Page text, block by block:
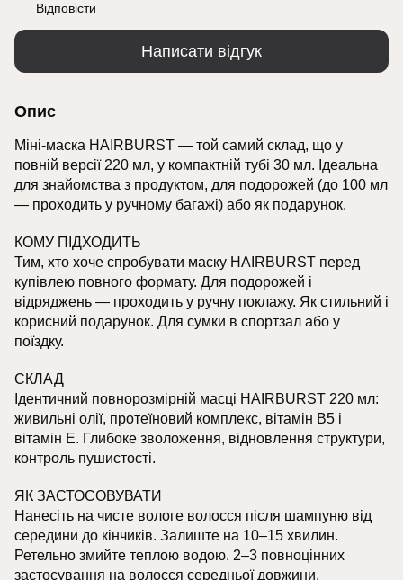
Відповісти
Написати відгук
Опис
Міні-маска HAIRBURST — той самий склад, що у
повній версії 220 мл, у компактній тубі 30 мл. Ідеальна
для знайомства з продуктом, для подорожей (до 100 мл
— проходить у ручному багажі) або як подарунок.
КОМУ ПІДХОДИТЬ
Тим, хто хоче спробувати маску HAIRBURST перед
купівлею повного формату. Для подорожей і
відряджень — проходить у ручну поклажу. Як стильний і
корисний подарунок. Для сумки в спортзал або у
поїздку.
СКЛАД
Ідентичний повнорозмірній масці HAIRBURST 220 мл:
живильні олії, протеїновий комплекс, вітамін B5 і
вітамін E. Глибоке зволоження, відновлення структури,
контроль пушистості.
ЯК ЗАСТОСОВУВАТИ
Нанесіть на чисте вологе волосся після шампуню від
середини до кінчиків. Залиште на 10–15 хвилин.
Ретельно змийте теплою водою. 2–3 повноцінних
застосування на волосся середньої довжини.